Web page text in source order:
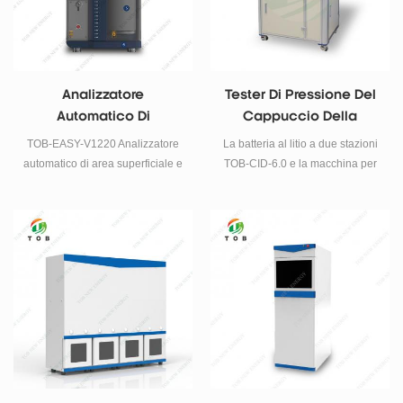
ambito produttivo, di controllo
qualità e di manutenzione.
Analizzatore
Automatico Di
Superficie E
Porosimetria BET
TOB-EASY-V1220 Analizzatore
automatico di area superficiale e
batterie, medicina dell'industria
petrolchimica, materiali per la
protezione ambientale,
nanomateriali e altri materiali in
polvere e granulari
Tester Di Pressione Del
Cappuccio Della
Batteria A Celle
Cilindriche Al Litio E
La batteria al litio a due stazioni
TOB-CID-6.0 e la macchina per
processo di produzione delle
batterie al litio.